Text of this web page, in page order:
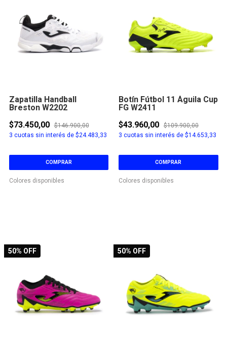
Zapatilla Handball
Breston W2202
$73.450,00
$146.900,00
3 cuotas sin interés de $24.483,33
COMPRAR
Colores disponibles
Botín Fútbol 11 Águila Cup
FG W2411
$43.960,00
$109.900,00
3 cuotas sin interés de $14.653,33
COMPRAR
Colores disponibles
50% OFF 50% OFF